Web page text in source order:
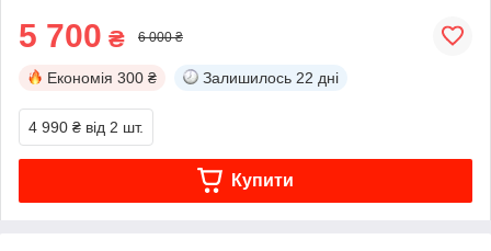
5 700 ₴ 6 000 ₴
Економія 300 ₴ Залишилось 22 дні
4 990 ₴ від 2 шт.
Купити